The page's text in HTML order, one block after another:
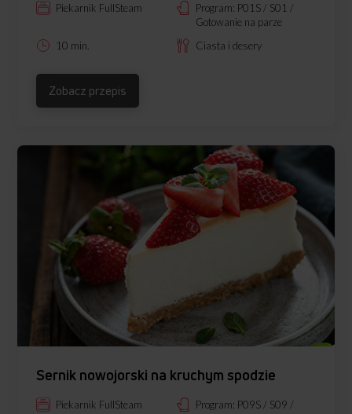
Piekarnik FullSteam
Program: P01S / S01 /
Gotowanie na parze
10 min.
Ciasta i desery
Zobacz przepis
Sernik nowojorski na kruchym spodzie
Piekarnik FullSteam
Program: P09S / S09 /